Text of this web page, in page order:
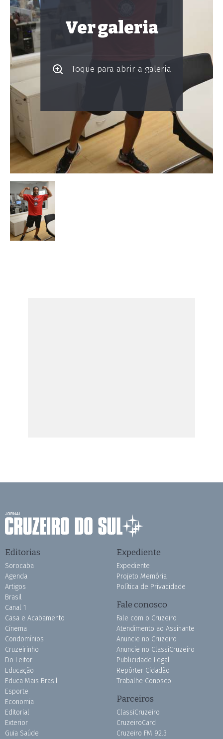
Ver galeria
Toque para abrir a galeria
Editorias
Sorocaba
Agenda
Artigos
Brasil
Canal 1
Casa e Acabamento
Cinema
Condomínios
Cruzeirinho
Do Leitor
Educação
Educa Mais Brasil
Esporte
Economia
Editorial
Exterior
Guia Saúde
Expediente
Expediente
Projeto Memória
Política de Privacidade
Fale conosco
Fale com o Cruzeiro
Atendimento ao Assinante
Anuncie no Cruzeiro
Anuncie no ClassiCruzeiro
Publicidade Legal
Repórter Cidadão
Trabalhe Conosco
Parceiros
ClassiCruzeiro
CruzeiroCard
Cruzeiro FM 92.3